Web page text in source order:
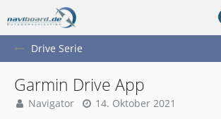
Drive Serie
Garmin Drive App
Navigator 14. Oktober 2021